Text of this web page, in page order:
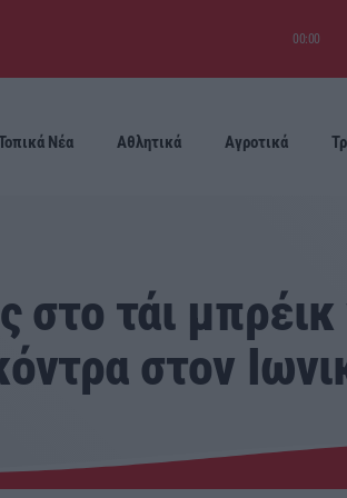
00:00
Νέα Αθλητικά Αγροτικά
τάι μπρέικ
στον